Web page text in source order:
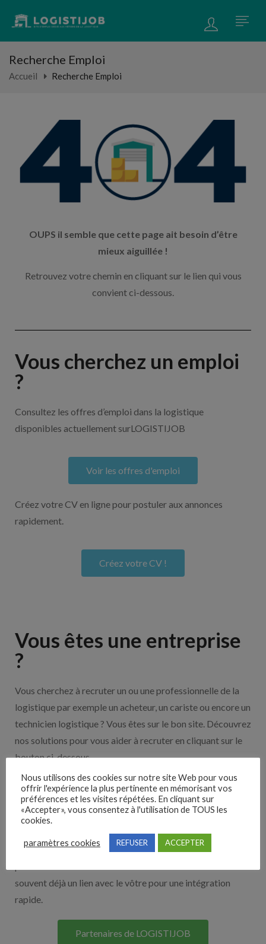
Recherche Emploi
Accueil Recherche Emploi
OUPS il semble que cette page ait besoin d’être
mieux aiguillée !
Retrouvez votre chemin en cliquant sur le lien qui vous
convient ci-dessous.
Vous cherchez un emploi
?
Consultez les offres d’emploi dans la logistique
disponibles actuellement surLOGISTIJOB
Voir les offres d'emploi
Créez votre CV en ligne pour postuler aux annonces
rapidement.
Créez votre CV !
Vous êtes une entreprise
?
Vous cherchez à recruter un ou une professionnelle de la
logistique par exemple un acheteur, un cariste ou encore un
technicien logistique ? Vous êtes sur le bon site. Découvrez
nos solutions pour vous aider à recruter en cliquant sur le
bouton ci-dessous.
Nos solutions entreprises
Découvrez nos partenaires ! Moteurs de recherches,
multidiffuseurs, sites payant… nombreux sont nos
souvent déjà un lien avec le vôtre pour une intégration
rapide.
Partenaires de LOGISTIJOB
Nous utilisons des cookies sur notre site Web pour vous
offrir l'expérience la plus pertinente en mémorisant vos
préférences et les visites répétées. En cliquant sur
«Accepter», vous consentez à l'utilisation de TOUS les
cookies.
paramètres cookies REFUSER ACCEPTER